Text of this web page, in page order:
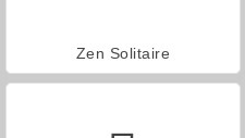
Zen Solitaire